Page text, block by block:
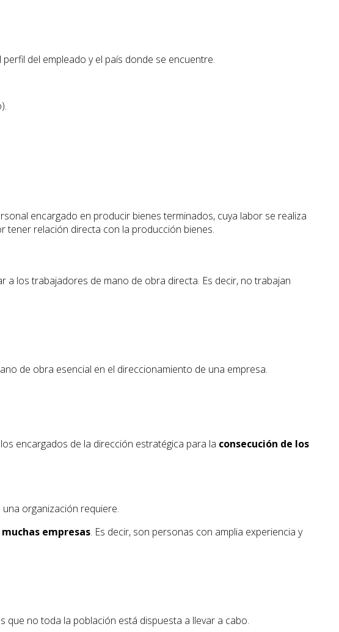
del empleado y el país donde se encuentre.
encargado en producir bienes terminados, cuya labor se realiza
tener relación directa con la producción bienes.
a los trabajadores de mano de obra directa. Es decir, no trabajan
de obra esencial en el direccionamiento de una empresa.
encargados de la dirección estratégica para la consecución de los
organización requiere.
empresas. Es decir, son personas con amplia experiencia y
que no toda la población está dispuesta a llevar a cabo.